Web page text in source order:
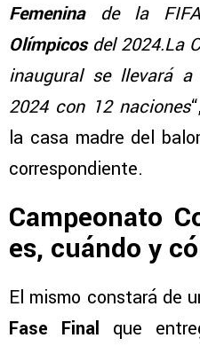
Femeninade la
Olímpicos del 2024.La
inaugural se llevará
2024 con 12 naciones
la casa madre del
correspondiente.
Campeonato
es, cuándo y
El mismo constará de
Fase Final que